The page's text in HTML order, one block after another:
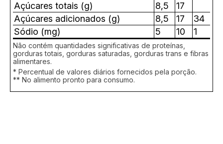
Açúcares totais (g)
8,5
17
Açúcares adicionados (g)
8,5 17
34
Sódio (mg)
5 10 1
Não contém quantidades significativas de proteínas,
gorduras totais, gorduras saturadas, gorduras trans e fibras
alimentares.
* Percentual de valores diários fornecidos pela porção.
** No alimento pronto para consumo.